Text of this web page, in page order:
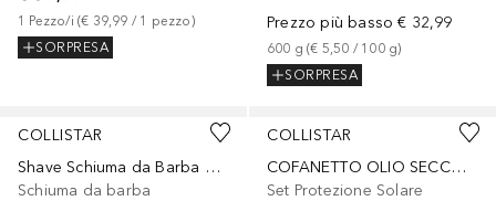
1 Pezzo/i (€ 39,99 / 1 pezzo)
SORPRESA
Prezzo più basso € 32,99
600 g (€ 5,50 / 100 g)
SORPRESA
COLLISTAR
Shave Schiuma da Barba Aderenza Perfetta
Schiuma da barba
COLLISTAR
COFANETTO OLIO SECCO SPF6
Set Protezione Solare